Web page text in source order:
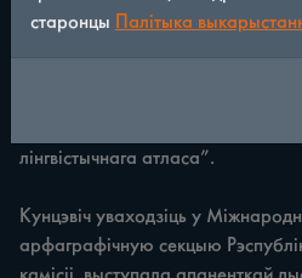
у складанні “Зводнага слоўніка
арфаграфічных слоўнікаў,
лінгвістычнага атласа”.
Кунцэвіч уваходзіць у
арфаграфічную секцыю
старонцы
Палітыка